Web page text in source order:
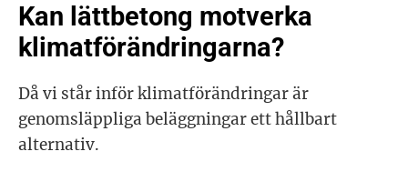
Kan lättbetong motverka
klimatförändringarna?
Då vi står inför klimatförändringar är
genomsläppliga beläggningar ett hållbart
alternativ.